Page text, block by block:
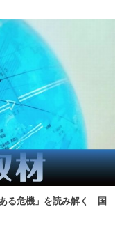
ある危機」を読み解く 国